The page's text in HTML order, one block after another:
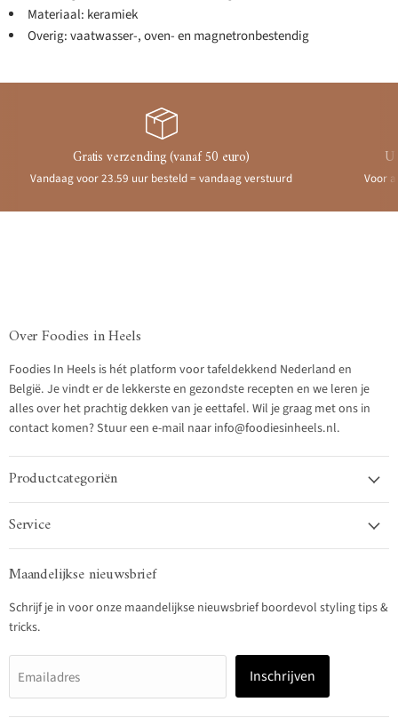
Materiaal: keramiek
Overig: vaatwasser-, oven- en magnetronbestendig
Gratis verzending (vanaf 50 euro)
Vandaag voor 23.59 uur besteld = vandaag verstuurd Voor
Over Foodies in Heels
Foodies In Heels is hét platform voor tafeldekkend Nederland en
België. Je vindt er de lekkerste en gezondste recepten en we leren je
alles over het prachtig dekken van je eettafel. Wil je graag met ons in
contact komen? Stuur een e-mail naar info@foodiesinheels.nl.
Productcategoriën
Service
Maandelijkse nieuwsbrief
Schrijf je in voor onze maandelijkse nieuwsbrief boordevol styling tips &
tricks.
Emailadres Inschrijven